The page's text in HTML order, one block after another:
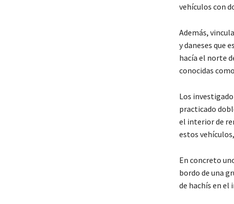
vehículos con
Además,
y daneses que
hacía el norte
conocidas
Los
practicado
el interior de
estos
En concreto
bordo de una
de hachís en el